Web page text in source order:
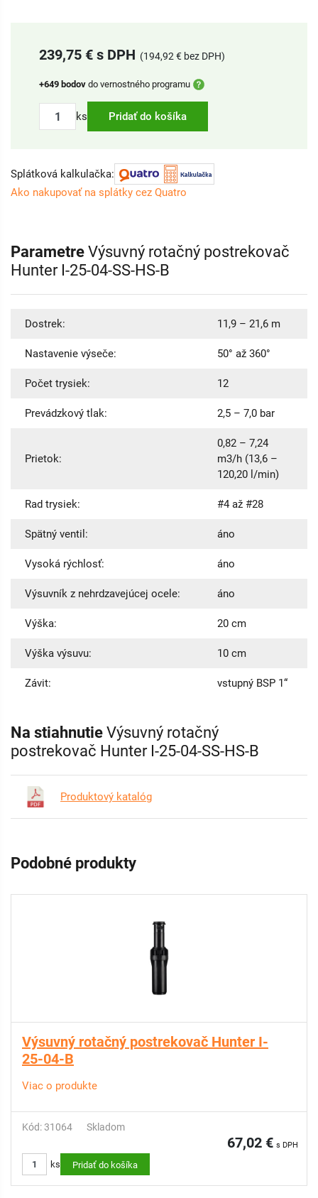
239,75 € s DPH (194,92 € bez DPH)
+649 bodov do vernostného programu
ks Pridať do košíka
Splátková kalkulačka:
Ako nakupovať na splátky cez Quatro
Parametre Výsuvný rotačný postrekovač
Hunter I-25-04-SS-HS-B
Dostrek: 11,9 – 21,6 m
Nastavenie výseče: 50° až 360°
Počet trysiek: 12
Prevádzkový tlak: 2,5 – 7,0 bar
Prietok:
0,82 – 7,24
m3/h (13,6 –
120,20 l/min)
Rad trysiek: #4 až #28
Spätný ventil: áno
Vysoká rýchlosť: áno
Výsuvník z nehrdzavejúcej ocele: áno
Výška: 20 cm
Výška výsuvu: 10 cm
Závit: vstupný BSP 1“
Na stiahnutie Výsuvný rotačný
postrekovač Hunter I-25-04-SS-HS-B
Produktový katalóg
Podobné produkty
Výsuvný rotačný postrekovač Hunter I-
25-04-B
Viac o produkte
Kód: 31064 Skladom
67,02 € s DPH
ks Pridať do košíka